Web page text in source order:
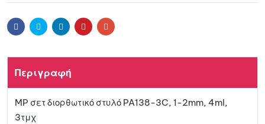
αγαπη
FacebookTwitter LinkedinPinterestEmail
Περιγραφή
MP σετ διορθωτικό στυλό PA138-3C, 1-2mm, 4ml,
3τμχ